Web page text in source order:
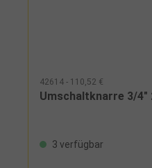
42614 - 110,52 €
Umschaltknarre 3/4"
3 verfügbar